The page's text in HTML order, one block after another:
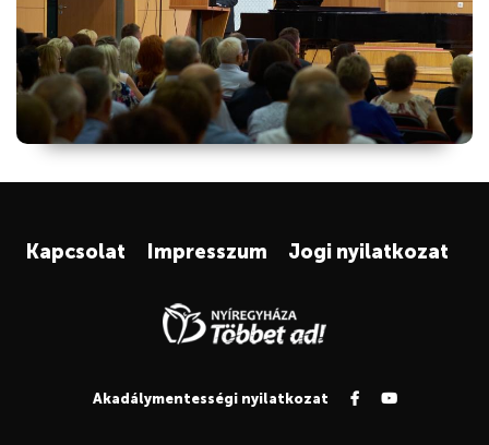
Kapcsolat Impresszum Jogi nyilatkozat
Akadálymentességi nyilatkozat